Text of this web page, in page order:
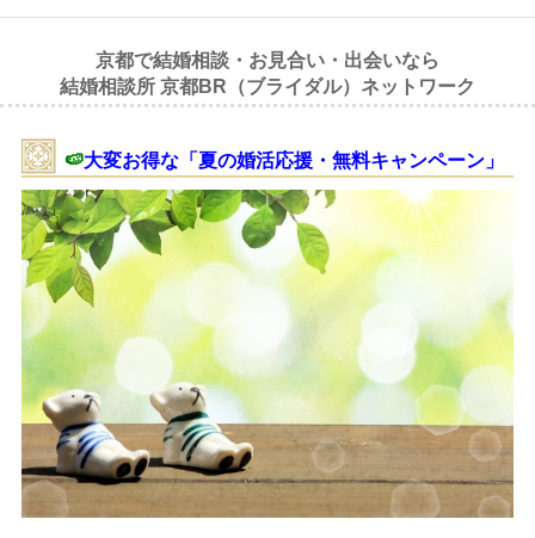
京都で結婚相談・お見合い・出会いなら
結婚相談所 京都BR（ブライダル）ネットワーク
🍉大変お得な「夏の婚活応援・無料キャンペーン」